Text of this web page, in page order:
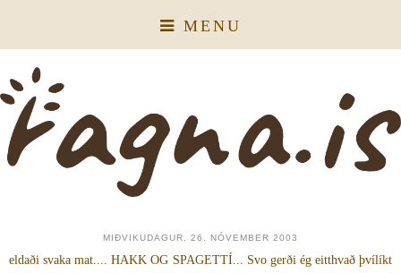
MENU
MIÐVIKUDAGUR, 26. NÓVEMBER 2003
eldaði svaka mat.... HAKK OG SPAGETTÍ... Svo gerði ég eitthvað þvílíkt